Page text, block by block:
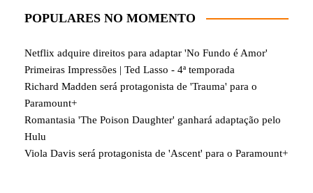
POPULARES NO MOMENTO
Netflix adquire direitos para adaptar 'No Fundo é Amor'
Primeiras Impressões | Ted Lasso - 4ª temporada
Richard Madden será protagonista de 'Trauma' para o
Paramount+
Romantasia 'The Poison Daughter' ganhará adaptação pelo
Hulu
Viola Davis será protagonista de 'Ascent' para o Paramount+